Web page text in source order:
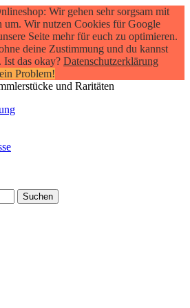
Wir gehen sehr sorgsam mit
um. Wir nutzen Cookies für Google
Seite mehr für euch zu optimieren.
deine Zustimmung und du kannst
Ist das okay? Datenschutzerklärung
Problem!
und Raritäten